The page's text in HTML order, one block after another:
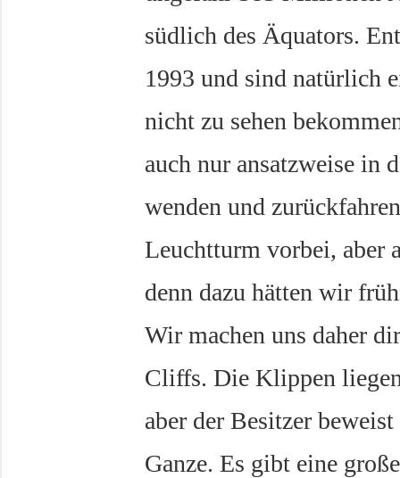
südlich des Äquators.
1993 und sind natürlich
nicht zu sehen
auch nur ansatzweise in
wenden und
Leuchtturm vorbei, aber
denn dazu hätten wir
Wir machen uns daher
Cliffs. Die Klippen
aber der Besitzer
Ganze. Es gibt eine